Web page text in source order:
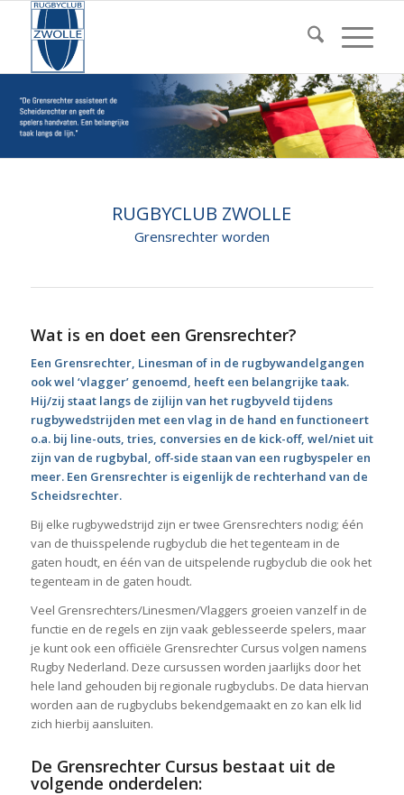
RUGBYCLUB ZWOLLE
Grensrechter worden
Wat is en doet een Grensrechter?
Een Grensrechter, Linesman of in de rugbywandelgangen
ook wel ‘vlagger’ genoemd, heeft een belangrijke taak.
Hij/zij staat langs de zijlijn van het rugbyveld tijdens
rugbywedstrijden met een vlag in de hand en functioneert
o.a. bij line-outs, tries, conversies en de kick-off, wel/niet uit
zijn van de rugbybal, off-side staan van een rugbyspeler en
meer. Een Grensrechter is eigenlijk de rechterhand van de
Scheidsrechter.
Bij elke rugbywedstrijd zijn er twee Grensrechters nodig; één
van de thuisspelende rugbyclub die het tegenteam in de
gaten houdt, en één van de uitspelende rugbyclub die ook het
tegenteam in de gaten houdt.
Veel Grensrechters/Linesmen/Vlaggers groeien vanzelf in de
functie en de regels en zijn vaak geblesseerde spelers, maar
je kunt ook een officiële Grensrechter Cursus volgen namens
Rugby Nederland. Deze cursussen worden jaarlijks door het
hele land gehouden bij regionale rugbyclubs. De data hiervan
worden aan de rugbyclubs bekendgemaakt en zo kan elk lid
zich hierbij aansluiten.
De Grensrechter Cursus bestaat uit de
volgende onderdelen: